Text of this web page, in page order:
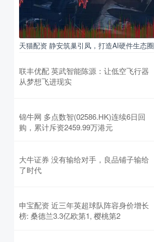
天猫配资 静安筑巢引凤，打造AI硬件生态圈
联丰优配 英武智能陈源：让低空飞行器
从梦想飞进现实
锦牛网 多点数智(02586.HK)连续6日回
购，累计斥资2459.99万港元
大牛证券 没有输给对手，良品铺子输给
了时代
申宝配资 近三年英超球队阵容身价增长
榜: 桑德兰3.3亿欧第1, 樱桃第2